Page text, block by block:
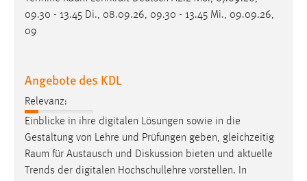
09.30 - 13.45 Di., 08.09.26, 09.30 - 13.45 Mi., 09.09.26,
09
Angebote des KDL
Relevanz:
Einblicke in ihre digitalen Lösungen sowie in die
Gestaltung von Lehre und Prüfungen geben, gleichzeitig
Raum für Austausch und Diskussion bieten und aktuelle
Trends der digitalen Hochschullehre vorstellen. In